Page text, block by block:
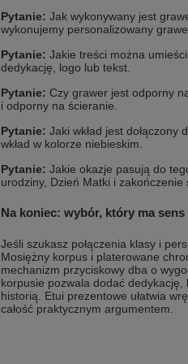
Pytanie: Jak wykonywany jest
wykonujemy personalizowany
Pytanie: Jakie treści można
dedykację, logo lub tekst.
Pytanie: Czy grawer jest odporny
i odporny na ścieranie.
Pytanie: Jaki wkład jest dołączony
wkład w kolorze niebieskim.
Pytanie: Jakie okazje pasują do
urodziny, Dzień Matki i zakończenie
Na koniec: wybór, który ma sens
Jeśli szukasz połączenia klasy i
Mosiężny korpus i platerowane
mechanizm przyciskowy dba o
korpusie pozwala dodać dedykację,
historią. Etui prezentowe ułatwia
całość praktycznym argumentem.